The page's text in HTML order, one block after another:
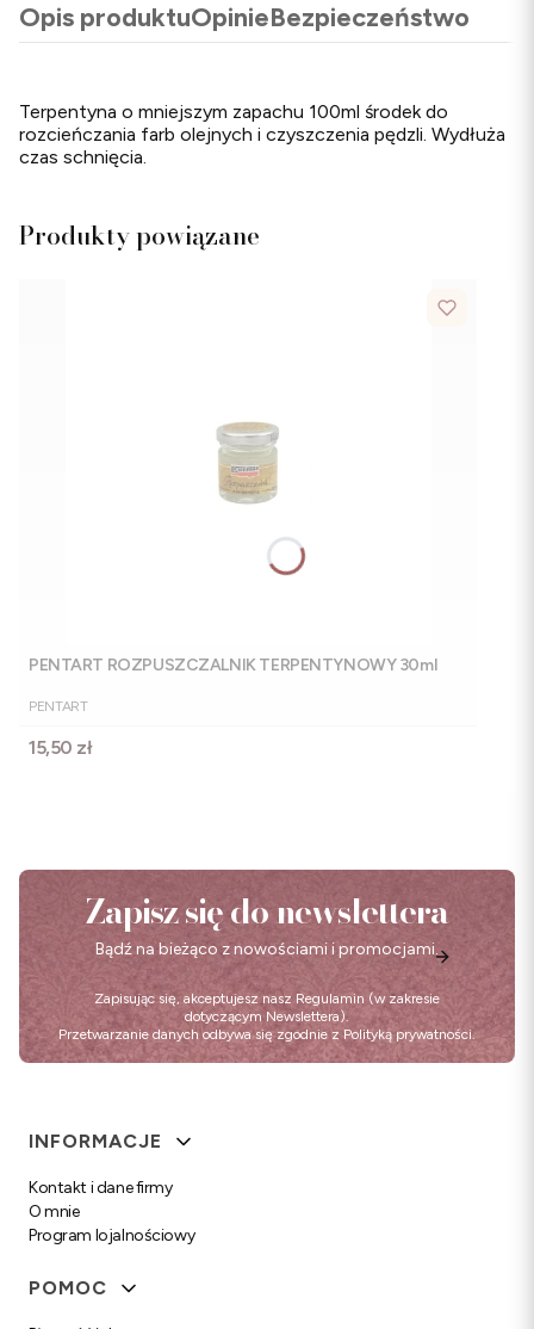
Opis produktuOpinieBezpieczeństwo
Terpentyna o mniejszym zapachu 100ml środek do
rozcieńczania farb olejnych i czyszczenia pędzli. Wydłuża
czas schnięcia.
Produkty powiązane
PENTART ROZPUSZCZALNIK TERPENTYNOWY 30ml
PRODUCENT
PENTART
Cena
15,50 zł
Zapisz się do newslettera
Bądź na bieżąco z nowościami i promocjami.
Zapisując się, akceptujesz nasz Regulamin (w zakresie
dotyczącym Newslettera).
Przetwarzanie danych odbywa się zgodnie z Polityką prywatności.
Linki w stopce
INFORMACJE
Kontakt i dane firmy
O mnie
Program lojalnościowy
POMOC